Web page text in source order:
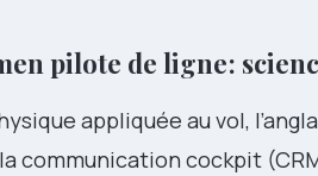
pilote de ligne :
appliquée au vol,
communication cockpit